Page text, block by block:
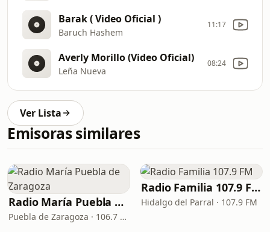
Barak ( Video Oficial )
Baruch Hashem
11:17
Averly Morillo (Video Oficial)
Leña Nueva
08:24
Ver Lista
Emisoras similares
Radio María Puebla de Zaragoza
Puebla de Zaragoza · 106.7 FM
Radio Familia 107.9 FM
Hidalgo del Parral · 107.9 FM